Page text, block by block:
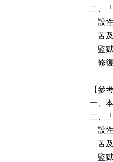
二、
修
【參
一、
二、